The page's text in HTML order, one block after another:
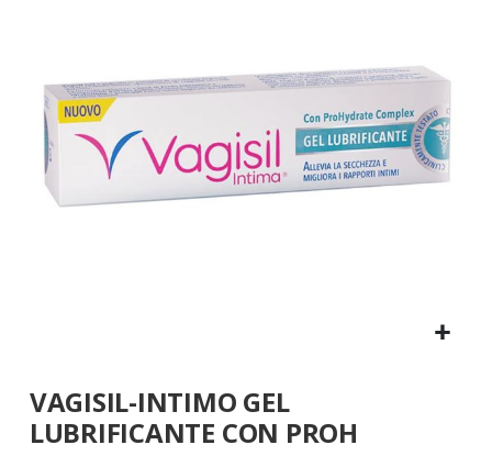
all'inizio
della
galleria
VAGISIL-INTIMO GEL
LUBRIFICANTE CON PROH